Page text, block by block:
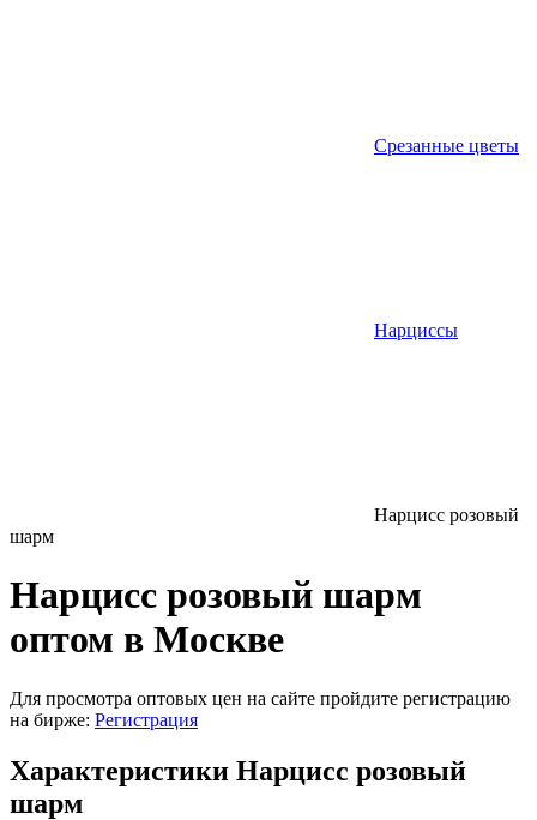
Срезанные цветы
Нарциссы
Нарцисс розовый
шарм
Нарцисс розовый шарм
оптом в Москве
Для просмотра оптовых цен на сайте пройдите регистрацию
на бирже: Регистрация
Характеристики Нарцисс розовый
шарм